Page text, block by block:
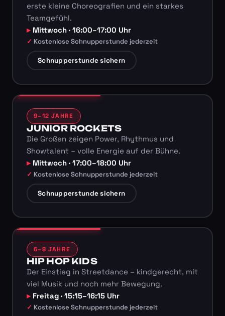
erste kleine Choreografien und ein starkes
Teamgefühl.
Mittwoch · 16:00–17:00 Uhr
Kostenlose Schnupperstunde jederzeit
Schnupperstunde sichern
9–12 JAHRE
JUNIOR ROCKETS
Die Großen zeigen Power, Rhythmus und
Showtalent – volle Energie auf der Bühne.
Mittwoch · 17:00–18:00 Uhr
Kostenlose Schnupperstunde jederzeit
Schnupperstunde sichern
6–8 JAHRE
HIP HOP KIDS
Der Einstieg in Streetdance – kindgerecht, mit
viel Musik und noch mehr Bewegung.
Freitag · 15:15–16:15 Uhr
Kostenlose Schnupperstunde jederzeit